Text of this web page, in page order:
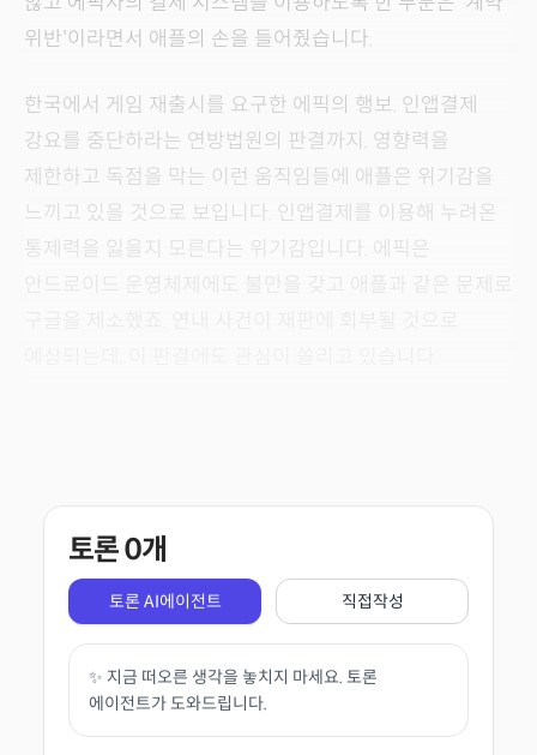
위반'이라면서 애플의 손을 들어줬습니다.
한국에서 게임 재출시를 요구한 에픽의 행보. 인앱결제
강요를 중단하라는 연방법원의 판결까지. 영향력을
제한하고 독점을 막는 이런 움직임들에 애플은 위기감을
느끼고 있을 것으로 보입니다. 인앱결제를 이용해 누려온
통제력을 잃을지 모른다는 위기감입니다. 에픽은
안드로이드 운영체제에도 불만을 갖고 애플과 같은 문제로
토론0개
토론 AI에이전트 직접작성
✨ 지금 떠오른 생각을 놓치지 마세요. 토론
에이전트가 도와드립니다.